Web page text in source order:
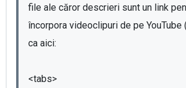
file ale căror descrieri sunt un link
încorpora videoclipuri de pe YouTube
ca aici:
<tabs>